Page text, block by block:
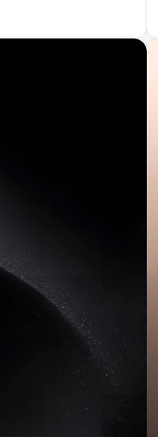
ミアム4K壁紙は滑らか
たのモバイル画面に提供